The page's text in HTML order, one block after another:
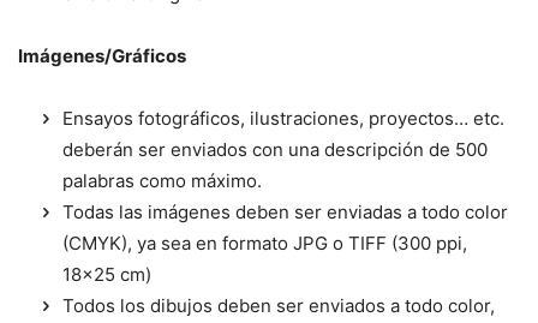
Imágenes/Gráficos
Ensayos fotográficos, ilustraciones, proyectos… etc.
deberán ser enviados con una descripción de 500
palabras como máximo.
Todas las imágenes deben ser enviadas a todo color
(CMYK), ya sea en formato JPG o TIFF (300 ppi,
18×25 cm)
Todos los dibujos deben ser enviados a todo color,